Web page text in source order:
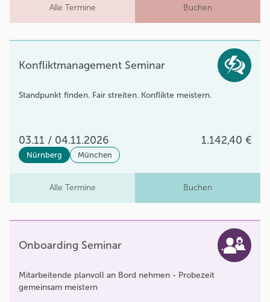
Alle Termine Buchen
Konfliktmanagement Seminar
Standpunkt finden. Fair streiten. Konflikte meistern.
03.11 / 04.11.2026 1.142,40 €
Nürnberg München
Alle Termine Buchen
Onboarding Seminar
Mitarbeitende planvoll an Bord nehmen - Probezeit
gemeinsam meistern